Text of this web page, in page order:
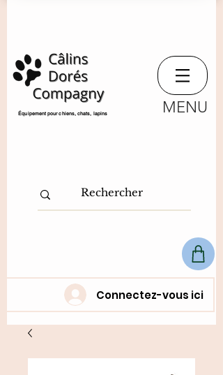
​Équipement pour chiens, chats, lapins MENU
Connectez-vous ici